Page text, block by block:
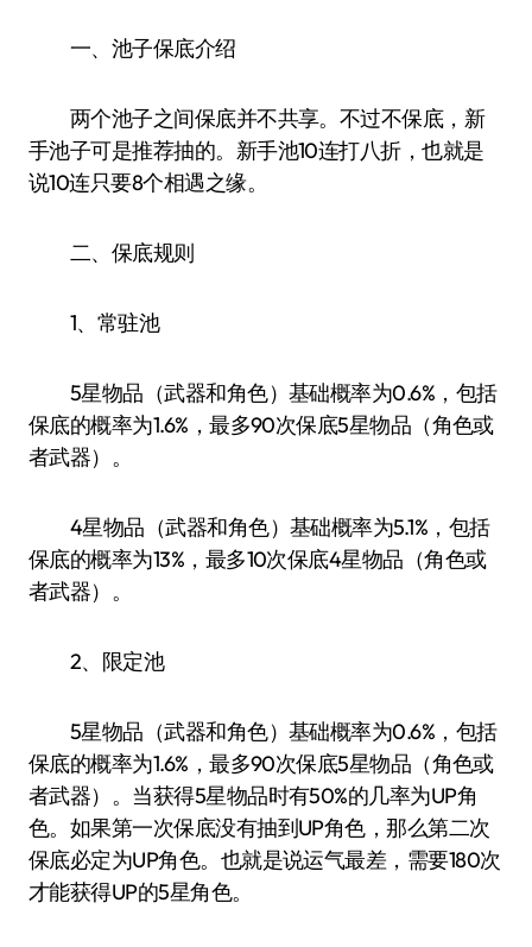
一、池子保底介绍
两个池子之间保底并不共享。不过不保底，新
手池子可是推荐抽的。新手池10连打八折，也就是
说10连只要8个相遇之缘。
二、保底规则
1、常驻池
5星物品（武器和角色）基础概率为0.6%，包括
保底的概率为1.6%，最多90次保底5星物品（角色或
者武器）。
4星物品（武器和角色）基础概率为5.1%，包括
保底的概率为13%，最多10次保底4星物品（角色或
者武器）。
2、限定池
5星物品（武器和角色）基础概率为0.6%，包括
保底的概率为1.6%，最多90次保底5星物品（角色或
者武器）。当获得5星物品时有50%的几率为UP角
色。如果第一次保底没有抽到UP角色，那么第二次
保底必定为UP角色。也就是说运气最差，需要180次
才能获得UP的5星角色。